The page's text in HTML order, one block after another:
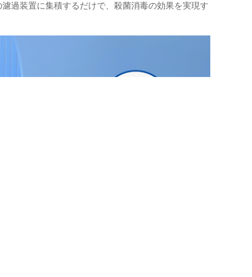
過装置に集積するだけで、殺菌消毒の効果を実現す